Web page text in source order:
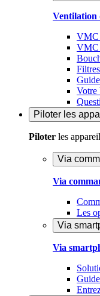
Ventilation
VMC
VMC
Votre
Piloter les
Piloter les
Via
Via
Les
Via
Via